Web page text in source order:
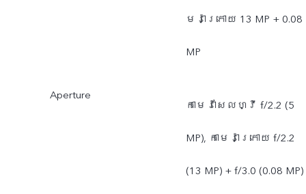
មេរ៉ាក្រោយ 13 MP + 0.08
MP
Aperture
កាមេរ៉ាសែលហ្វី f/2.2 (5
MP), កាមេរ៉ាក្រោយ f/2.2
(13 MP) + f/3.0 (0.08 MP)